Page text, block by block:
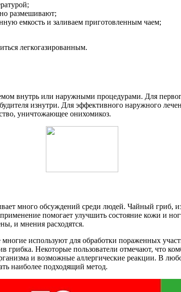
размешивают;
емкость и заливаем приготовленным чаем;
легкогазированным.
внутрь или наружными процедурами. Для
изнутри. Для эффективного наружного
уничтожающее онихомикоз.
много обсуждений среди людей. Чайный гриб,
помогает улучшить состояние кожи и
и мнения расходятся.
используют для обработки пораженных
Некоторые пользователи отмечают, что
и возможные аллергические реакции. В
наиболее подходящий метод.